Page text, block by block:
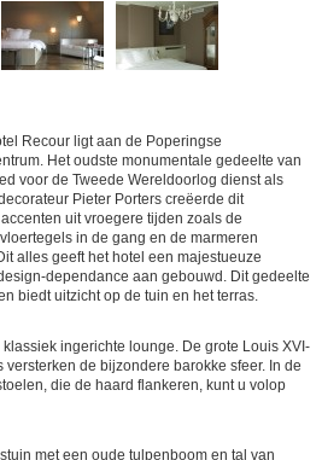
Recour ligt aan de Poperingse
Het oudste monumentale gedeelte van
voor de Tweede Wereldoorlog dienst als
Pieter Porters creëerde dit
uit vroegere tijden zoals de
in de gang en de marmeren
alles geeft het hotel een majestueuze
dependance aan gebouwd. Dit gedeelte
biedt uitzicht op de tuin en het terras.
ingerichte lounge. De grote Louis XVI-
de bijzondere barokke sfeer. In de
die de haard flankeren, kunt u volop
met een oude tulpenboom en tal van